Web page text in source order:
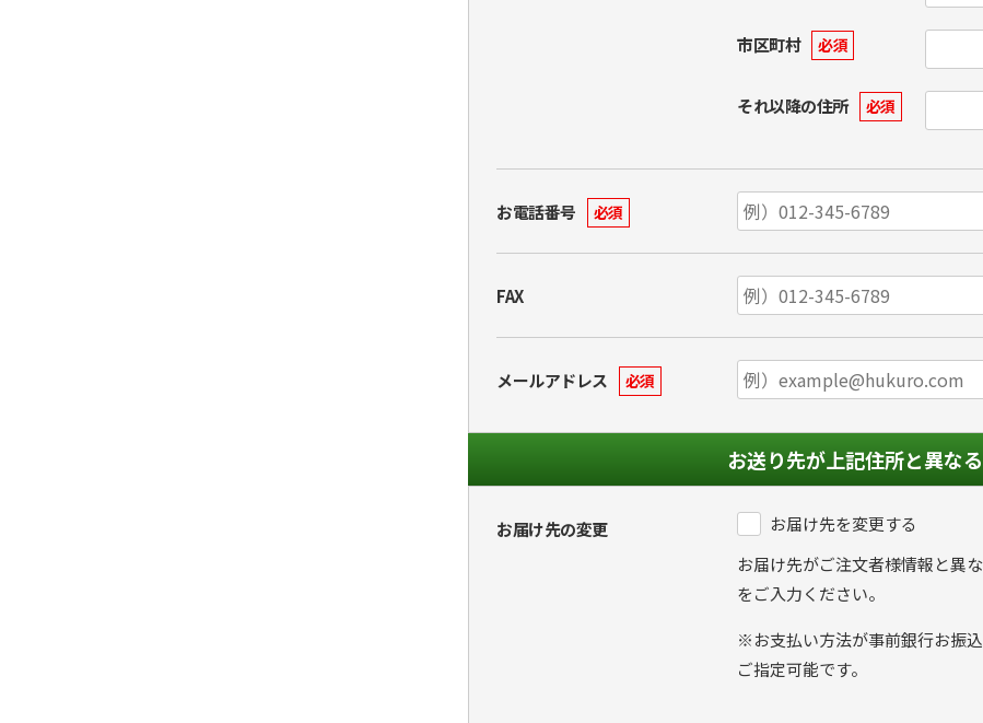
市区町村 必須
それ以降の住所 必須
お電話番号 必須
FAX
メールアドレス 必須
お送り先が上記住所と異な
お届け先の変更
お届け先を変更する
お届け先がご注文者様情報と異
をご入力ください。
※お支払い方法が事前銀行お振
ご指定可能です。